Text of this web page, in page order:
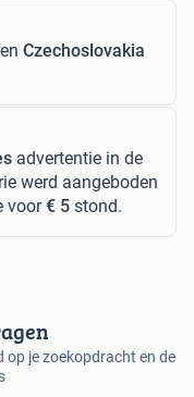
Czechoslovakia
advertentie in de
werd aangeboden
voor€ 5 stond.
op je zoekopdracht en de